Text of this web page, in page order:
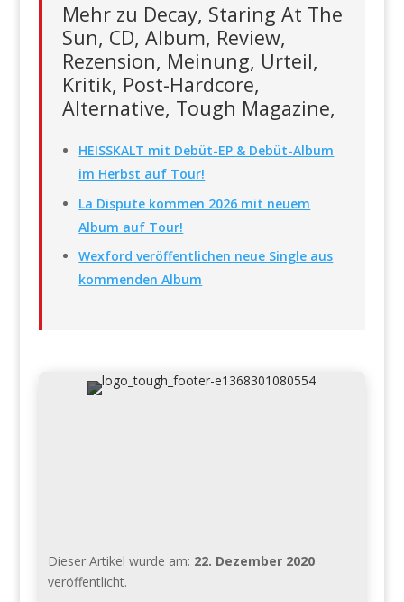
Mehr zu Decay, Staring At The
Sun, CD, Album, Review,
Rezension, Meinung, Urteil,
Kritik, Post-Hardcore,
Alternative, Tough Magazine,
HEISSKALT mit Debüt-EP & Debüt-Album
im Herbst auf Tour!
La Dispute kommen 2026 mit neuem
Album auf Tour!
Wexford veröffentlichen neue Single aus
kommenden Album
Dieser Artikel wurde am: 22. Dezember 2020
veröffentlicht.